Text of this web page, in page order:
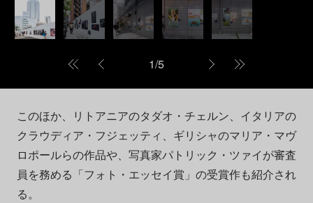
1/5
このほか、リトアニアのタダオ・チェルン、イタリアの
クラウディア・フジェッティ、ギリシャのマリア・マヴ
ロポールらの作品や、写真家パトリック・ツァイが審査
員を務める「フォト・エッセイ賞」の受賞作も紹介され
る。